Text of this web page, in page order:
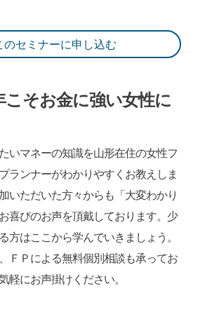
のセミナーに申し込む
こそお金に強い女性に
いマネーの知識を山形在住の女性フ
ランナーがわかりやすくお教えしま
いただいた方々からも「大変わかり
喜びのお声を頂戴しております。少
方はここから学んでいきましょう。
ＦＰによる無料個別相談も承ってお
軽にお声掛けください。